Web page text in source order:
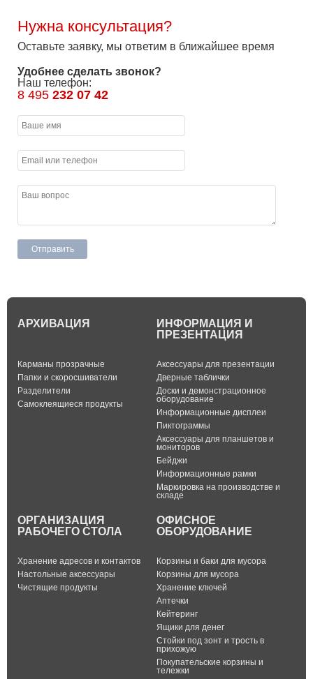
Нужна консультация?
Оставьте заявку, мы ответим в ближайшее время
Удобнее сделать звонок?
Наш телефон:
8 495 232 07 42
АРХИВАЦИЯ
Карманы прозрачные
Папки и скоросшиватели
Разделители
Самоклеящиеся продукты
ИНФОРМАЦИЯ И
ПРЕЗЕНТАЦИЯ
Аксессуары для презентации
Дверные таблички
Доски и демонстрационное
оборудование
Информационные дисплеи
Пиктограммы
Аксессуары для планшетов и
мониторов
Бейджи
Информационные рамки
Маркировка на производстве и
складе
ОРГАНИЗАЦИЯ
РАБОЧЕГО СТОЛА
Хранение адресов и контактов
Настольные аксессуары
Чистящие продукты
ОФИСНОЕ
ОБОРУДОВАНИЕ
Корзины и баки для мусора
Корзины для мусора
Хранение ключей
Аптечки
Кейтеринг
Ящики для денег
Стойки под зонт и трость в
прихожую
Покупательские корзины и
тележки